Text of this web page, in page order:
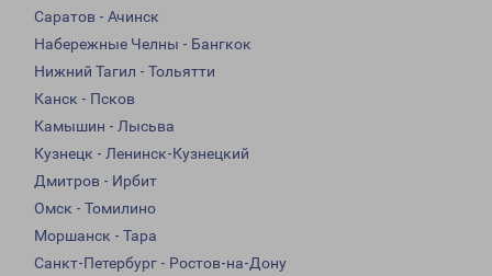
Саратов - Ачинск
Набережные Челны - Бангкок
Нижний Тагил - Тольятти
Канск - Псков
Камышин - Лысьва
Кузнецк - Ленинск-Кузнецкий
Дмитров - Ирбит
Омск - Томилино
Моршанск - Тара
Санкт-Петербург - Ростов-на-Дону